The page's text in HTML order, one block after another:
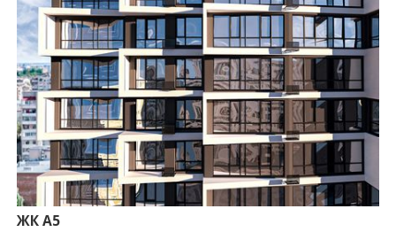
09:24
Новобудови Франківська стрімко дорожчають:
скільки в середньому коштує квадратний метр
15.07.2026
12:06
На Франківщині житло за «єОселею» дешевше
на 21%
13.07.2026
10:56
У Франківську не знайшлося охочих купити
офісний комплекс збанкрутілої компанії з групи
«Приват»
09:25
Податок на нерухомість з 1 липня: як дізнатися
суму і правильно сплатити кошти
ЖК А5